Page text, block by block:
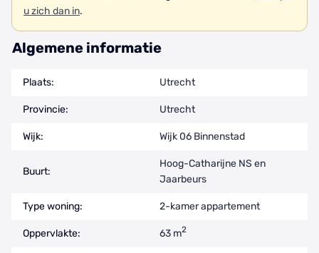
u zich dan in.
Algemene informatie
Plaats: Utrecht
Provincie: Utrecht
Wijk: Wijk 06 Binnenstad
Buurt:
Hoog-Catharijne NS en
Jaarbeurs
Type woning: 2-kamer appartement
Oppervlakte: 63 m2